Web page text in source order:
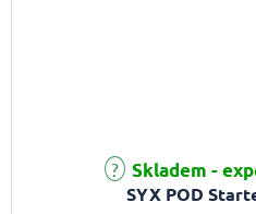
SYX POD
Průměrné hodnocení produktu
Skladem -